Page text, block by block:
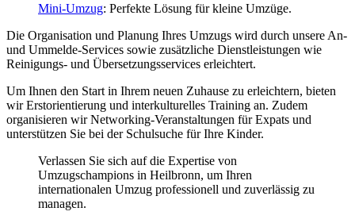
Mini-Umzug: Perfekte Lösung für kleine Umzüge.
Die Organisation und Planung Ihres Umzugs wird durch unsere An-
und Ummelde-Services sowie zusätzliche Dienstleistungen wie
Reinigungs- und Übersetzungsservices erleichtert.
Um Ihnen den Start in Ihrem neuen Zuhause zu erleichtern, bieten
wir Erstorientierung und interkulturelles Training an. Zudem
organisieren wir Networking-Veranstaltungen für Expats und
unterstützen Sie bei der Schulsuche für Ihre Kinder.
Verlassen Sie sich auf die Expertise von
Umzugschampions in Heilbronn, um Ihren
internationalen Umzug professionell und zuverlässig zu
managen.